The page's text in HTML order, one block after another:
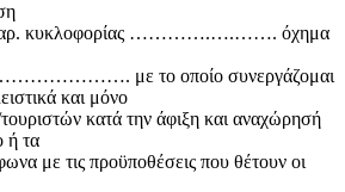
αρ. κυκλοφορίας ………….….……. όχημα
με το οποίο συνεργάζομαι
και μόνο
κατά την άφιξη και αναχώρησή
ή τα
με τις προϋποθέσεις που θέτουν οι